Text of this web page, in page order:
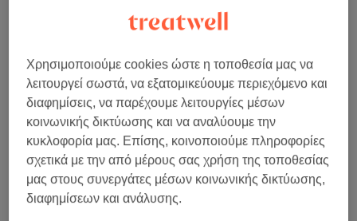
Περισσότερα για το κατάστημα
Δευτέρα 09:00–21:00
Τρίτη
09:00–21:00
Τετάρτη
09:00–21:00
Πέμπτη
09:00–
Παρασκευή
09:00–21:00
Σάββατο
08:00–18:00
Κυριακή
Κλειστό
Χρησιμοποιούμε cookies ώστε η τοποθεσία μας να
λειτουργεί σωστά, να εξατομικεύουμε περιεχόμενο και
διαφημίσεις, να παρέχουμε λειτουργίες μέσων
κοινωνικής δικτύωσης και να αναλύουμε την
κυκλοφορία μας. Επίσης, κοινοποιούμε πληροφορίες
σχετικά με την από μέρους σας χρήση της τοποθεσίας
μας στους συνεργάτες μέσων κοινωνικής δικτύωσης,
διαφημίσεων και ανάλυσης.